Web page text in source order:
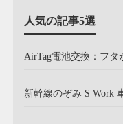
人気の記事5選
AirTag電池交換：フタ
新幹線のぞみ S Work